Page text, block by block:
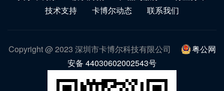
技术支持
卡博尔动态 联系我们
Copyright @ 2023 深圳市卡博尔科技有限公司
粤公网
安备 44030602002543号